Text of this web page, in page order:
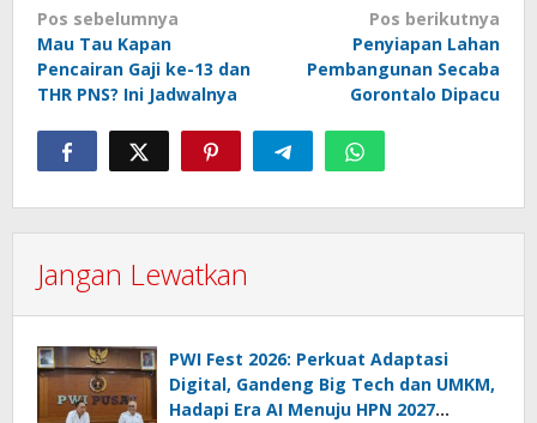
Navigasi
pos
Pos sebelumnya
Mau Tau Kapan
Pencairan Gaji ke-13 dan
THR PNS? Ini Jadwalnya
Pos berikutnya
Penyiapan Lahan
Pembangunan Secaba
Gorontalo Dipacu
Jangan Lewatkan
PWI Fest 2026: Perkuat Adaptasi
Digital, Gandeng Big Tech dan UMKM,
Hadapi Era AI Menuju HPN 2027